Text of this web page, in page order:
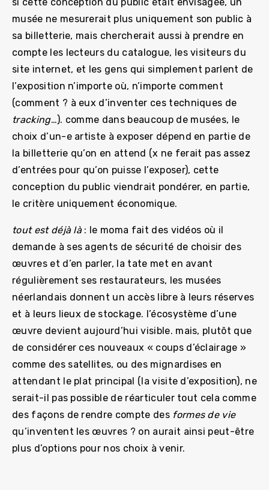
si cette conception du public était envisagée, un
musée ne mesurerait plus uniquement son public à
sa billetterie, mais chercherait aussi à prendre en
compte les lecteurs du catalogue, les visiteurs du
site internet, et les gens qui simplement parlent de
l’exposition n’importe où, n’importe comment
(comment ? à eux d’inventer ces techniques de
tracking…). comme dans beaucoup de musées, le
choix d’un-e artiste à exposer dépend en partie de
la billetterie qu’on en attend (x ne ferait pas assez
d’entrées pour qu’on puisse l’exposer), cette
conception du public viendrait pondérer, en partie,
le critère uniquement économique.
tout est déjà là: le moma fait des vidéos où il
demande à ses agents de sécurité de choisir des
œuvres et d’en parler, la tate met en avant
régulièrement ses restaurateurs, les musées
néerlandais donnent un accès libre à leurs réserves
et à leurs lieux de stockage. l’écosystème d’une
œuvre devient aujourd’hui visible. mais, plutôt que
de considérer ces nouveaux « coups d’éclairage »
comme des satellites, ou des mignardises en
attendant le plat principal (la visite d’exposition), ne
serait-il pas possible de réarticuler tout cela comme
des façons de rendre compte des formes de vie
qu’inventent les œuvres ? on aurait ainsi peut-être
plus d’options pour nos choix à venir.